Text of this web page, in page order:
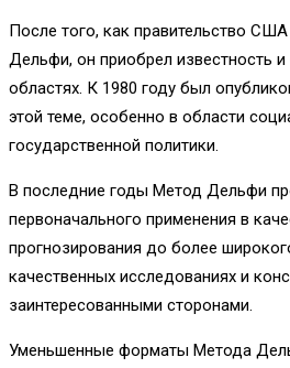
После того, как правительство
Дельфи, он приобрел известность
областях. К 1980 году был
этой теме, особенно в области
государственной политики.
В последние годы Метод Дельфи
первоначального применения в
прогнозирования до более
качественных исследованиях и
заинтересованными сторонами.
Уменьшенные форматы Метода